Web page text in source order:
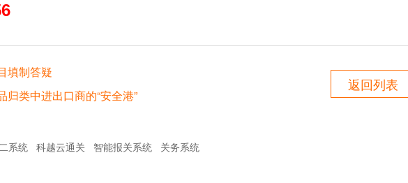
填制答疑
类中进出口商的“安全港”
返回列表
系统 科越云通关 智能报关系统
关务系统